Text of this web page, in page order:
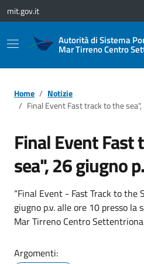
Vai ai contenuti
Vai al footer
mit.gov.it
Autorità di Sistema
Mar Tirreno Centro
Home
Notizie
Final Event Fast track to the
Final Event Fast
sea", 26 giugno
“Final Event - Fast Track to the
giugno p.v. alle ore 10 presso la
Mar Tirreno Centro
Argomenti: